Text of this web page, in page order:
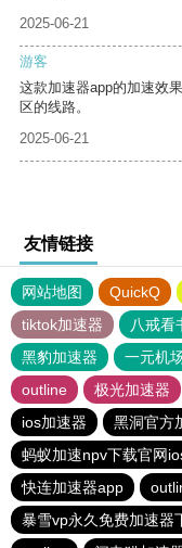
2025-06-21
游客
这款加速器app的加速效
区的线路。
2025-06-21
友情链接
网站地图 QuickQ
tiktok加速器
八戒看
黑豹加速器
一元机
outline
极光加速器
ios加速器
黑洞官方
蚂蚁加速npv下载官网
快连加速器app
暴雪vp永久免费加速器